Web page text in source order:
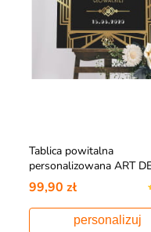
Tablica powitalna
personalizowana ART
dekoracja na urodziny
99,90 zł
personalizuj